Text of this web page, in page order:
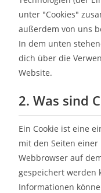
unter "Cookies"
außerdem von uns
In dem unten
dich über die
Website.
2. Was sind
Ein Cookie ist eine
mit den Seiten
Webbrowser auf
gespeichert werden
Informationen